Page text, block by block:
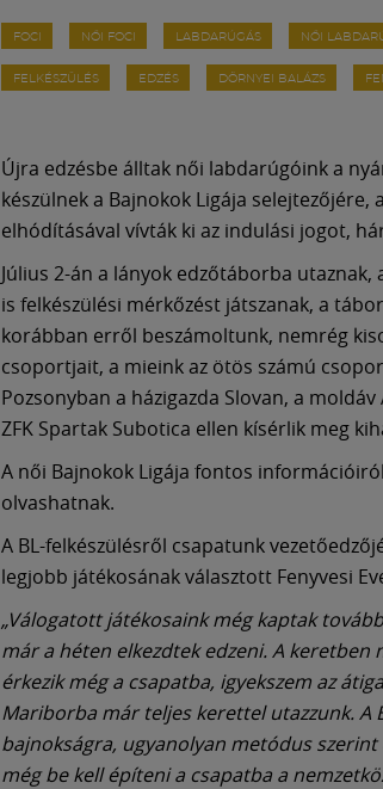
FOCI NŐI FOCI LABDARÚGÁS NŐI
FELKÉSZÜLÉS EDZÉS DÖRNYEI BALÁZS
Újra edzésbe álltak női labdarúgóink a
készülnek a Bajnokok Ligája
elhódításával vívták ki az indulási jogot,
Július 2-án a lányok edzőtáborba
is felkészülési mérkőzést játszanak, a
korábban erről beszámoltunk, nemrég
csoportjait, a mieink az ötös számú
Pozsonyban a házigazda Slovan, a
ZFK Spartak Subotica ellen kísérlik meg
A női Bajnokok Ligája fontos információiról
olvashatnak.
A BL-felkészülésről csapatunk
legjobb játékosának választott Fenyvesi
„Válogatott játékosaink még kaptak
már a héten elkezdtek edzeni. A keretben
érkezik még a csapatba, igyekszem az
Mariborba már teljes kerettel utazzunk. A
bajnokságra, ugyanolyan metódus
még be kell építeni a csapatba a